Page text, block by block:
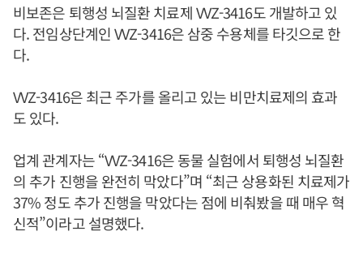
비보존은 퇴행성 뇌질환 치료제 VVZ-3416도 개발하고 있
다. 전임상단계인 VVZ-3416은 삼중 수용체를 타깃으로 한
다.
VVZ-3416은 최근 주가를 올리고 있는 비만치료제의 효과
도 있다.
업계 관계자는 “VVZ-3416은 동물 실험에서 퇴행성 뇌질환
의 추가 진행을 완전히 막았다”며 “최근 상용화된 치료제가
37% 정도 추가 진행을 막았다는 점에 비춰봤을 때 매우 혁
신적”이라고 설명했다.